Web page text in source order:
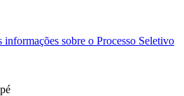
informações sobre o Processo Seletivo